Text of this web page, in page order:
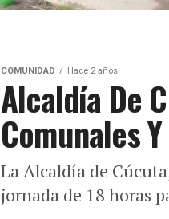
COMUNIDAD Hace 2 años
Alcaldía De
Comunales
La Alcaldía de
jornada de 18 horas